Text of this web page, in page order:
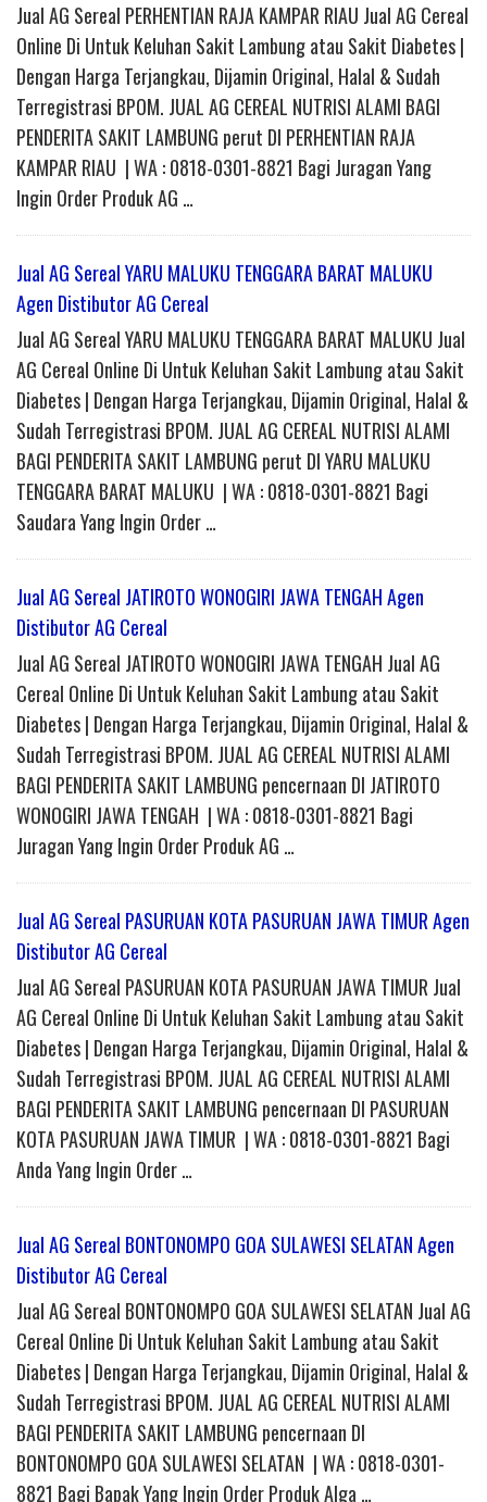
Jual AG Sereal PERHENTIAN RAJA KAMPAR RIAU Jual AG Cereal
Online Di Untuk Keluhan Sakit Lambung atau Sakit Diabetes |
Dengan Harga Terjangkau, Dijamin Original, Halal & Sudah
Terregistrasi BPOM. JUAL AG CEREAL NUTRISI ALAMI BAGI
PENDERITA SAKIT LAMBUNG perut DI PERHENTIAN RAJA
KAMPAR RIAU | WA : 0818-0301-8821 Bagi Juragan Yang
Ingin Order Produk AG …
Jual AG Sereal YARU MALUKU TENGGARA BARAT MALUKU
Agen Distibutor AG Cereal
Jual AG Sereal YARU MALUKU TENGGARA BARAT MALUKU Jual
AG Cereal Online Di Untuk Keluhan Sakit Lambung atau Sakit
Diabetes | Dengan Harga Terjangkau, Dijamin Original, Halal &
Sudah Terregistrasi BPOM. JUAL AG CEREAL NUTRISI ALAMI
BAGI PENDERITA SAKIT LAMBUNG perut DI YARU MALUKU
TENGGARA BARAT MALUKU | WA : 0818-0301-8821 Bagi
Saudara Yang Ingin Order …
Jual AG Sereal JATIROTO WONOGIRI JAWA TENGAH Agen
Distibutor AG Cereal
Jual AG Sereal JATIROTO WONOGIRI JAWA TENGAH Jual AG
Cereal Online Di Untuk Keluhan Sakit Lambung atau Sakit
Diabetes | Dengan Harga Terjangkau, Dijamin Original, Halal &
Sudah Terregistrasi BPOM. JUAL AG CEREAL NUTRISI ALAMI
BAGI PENDERITA SAKIT LAMBUNG pencernaan DI JATIROTO
WONOGIRI JAWA TENGAH | WA : 0818-0301-8821 Bagi
Juragan Yang Ingin Order Produk AG …
Jual AG Sereal PASURUAN KOTA PASURUAN JAWA TIMUR Agen
Distibutor AG Cereal
Jual AG Sereal PASURUAN KOTA PASURUAN JAWA TIMUR Jual
AG Cereal Online Di Untuk Keluhan Sakit Lambung atau Sakit
Diabetes | Dengan Harga Terjangkau, Dijamin Original, Halal &
Sudah Terregistrasi BPOM. JUAL AG CEREAL NUTRISI ALAMI
BAGI PENDERITA SAKIT LAMBUNG pencernaan DI PASURUAN
KOTA PASURUAN JAWA TIMUR | WA : 0818-0301-8821 Bagi
Anda Yang Ingin Order …
Jual AG Sereal BONTONOMPO GOA SULAWESI SELATAN Agen
Distibutor AG Cereal
Jual AG Sereal BONTONOMPO GOA SULAWESI SELATAN Jual AG
Cereal Online Di Untuk Keluhan Sakit Lambung atau Sakit
Diabetes | Dengan Harga Terjangkau, Dijamin Original, Halal &
Sudah Terregistrasi BPOM. JUAL AG CEREAL NUTRISI ALAMI
BAGI PENDERITA SAKIT LAMBUNG pencernaan DI
BONTONOMPO GOA SULAWESI SELATAN | WA : 0818-0301-
8821 Bagi Bapak Yang Ingin Order Produk Alga …